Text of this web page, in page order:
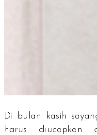
Di bulan kasih
harus diucapkan